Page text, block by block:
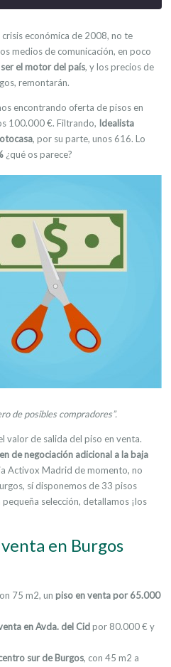
económica de 2008, no te
medios de comunicación, en poco
el motor del país, y los precios de
remontarán.
encontrando oferta de pisos en
100.000 €. Filtrando, Idealista
, por su parte, unos 616. Lo
¿qué os parece?
de posibles compradores”.
valor de salida del piso en venta.
de negociación adicional a la baja
Activox Madrid de momento, no
sí disponemos de 33 pisos
selección, detallamos ¡los
en Burgos
75 m2, un piso en venta por 65.000
en Avda. del Cidpor 80.000 € y
sur de Burgos, con 45 m2 a